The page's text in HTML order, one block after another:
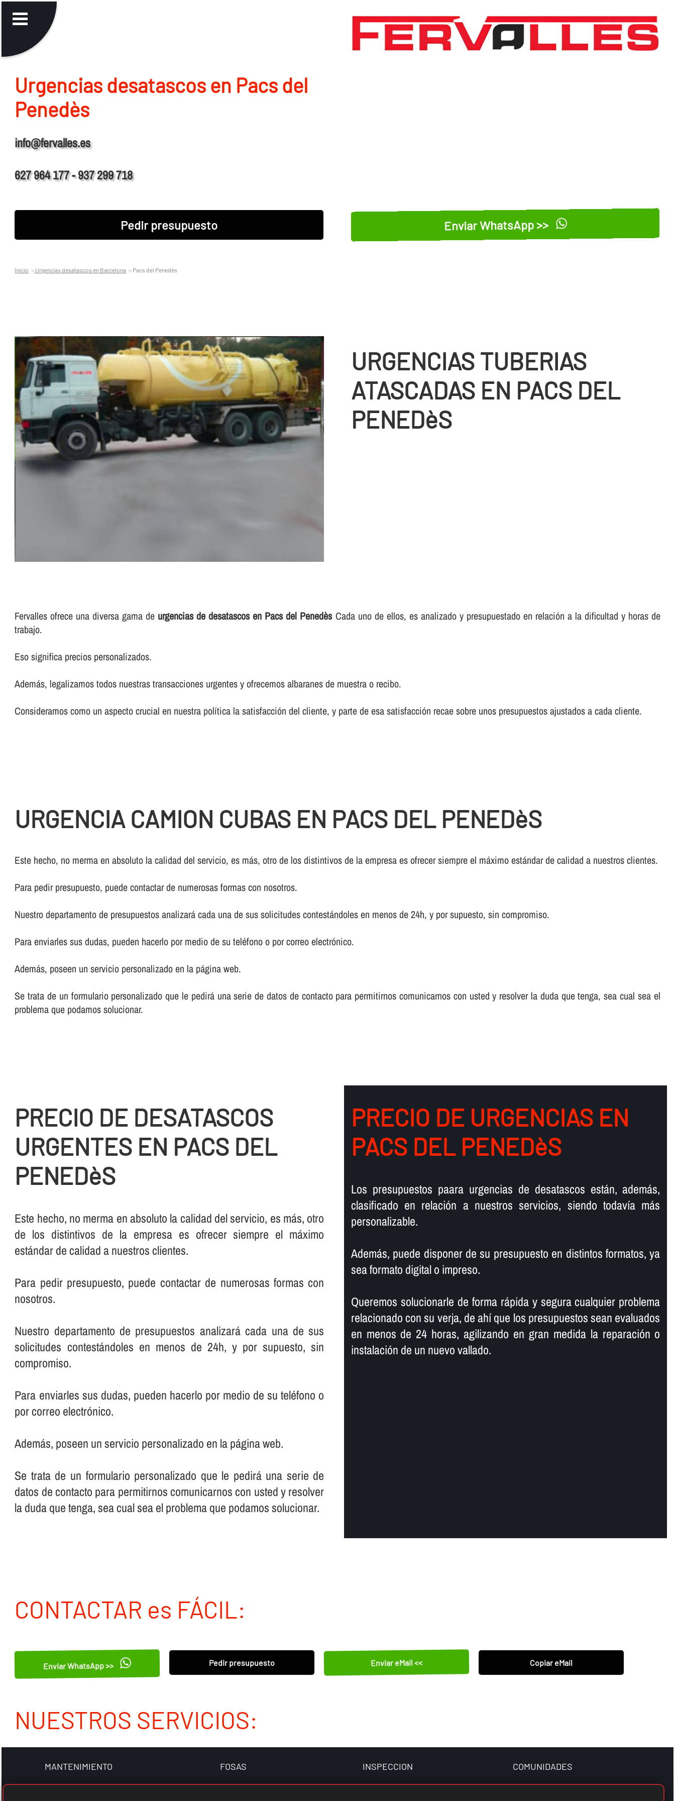
Urgencias desatascos en Pacs del
Penedès
info@fervalles.es
627 964 177 - 937 299 718
Pedir presupuesto Enviar WhatsApp >>
Inicio Urgencias desatascos en Barcelona Pacs del Penedès
URGENCIAS TUBERIAS
ATASCADAS EN PACS DEL
PENEDèS
Fervalles ofrece una diversa gama de urgencias de desatascos en Pacs del PenedèsCada uno de ellos, es analizado y presupuestado en relación a la dificultad y horas de
trabajo.
Eso significa precios personalizados.
Además, legalizamos todos nuestras transacciones urgentes y ofrecemos albaranes de muestra o recibo.
Consideramos como un aspecto crucial en nuestra polí­tica la satisfacción del cliente, y parte de esa satisfacción recae sobre unos presupuestos ajustados a cada cliente.
URGENCIA CAMION CUBAS EN PACS DEL PENEDèS
Este hecho, no merma en absoluto la calidad del servicio, es más, otro de los distintivos de la empresa es ofrecer siempre el máximo estándar de calidad a nuestros clientes.
Para pedir presupuesto, puede contactar de numerosas formas con nosotros.
Nuestro departamento de presupuestos analizará cada una de sus solicitudes contestándoles en menos de 24h, y por supuesto, sin compromiso.
Para enviarles sus dudas, pueden hacerlo por medio de su teléfono o por correo electrónico.
Además, poseen un servicio personalizado en la página web.
Se trata de un formulario personalizado que le pedirá una serie de datos de contacto para permitirnos comunicarnos con usted y resolver la duda que tenga, sea cual sea el
problema que podamos solucionar.
PRECIO DE DESATASCOS
URGENTES EN PACS DEL
PENEDèS
Este hecho, no merma en absoluto la calidad del servicio, es más, otro
de los distintivos de la empresa es ofrecer siempre el máximo
estándar de calidad a nuestros clientes.
Para pedir presupuesto, puede contactar de numerosas formas con
nosotros.
Nuestro departamento de presupuestos analizará cada una de sus
solicitudes contestándoles en menos de 24h, y por supuesto, sin
compromiso.
Para enviarles sus dudas, pueden hacerlo por medio de su teléfono o
por correo electrónico.
Además, poseen un servicio personalizado en la página web.
Se trata de un formulario personalizado que le pedirá una serie de
datos de contacto para permitirnos comunicarnos con usted y resolver
la duda que tenga, sea cual sea el problema que podamos solucionar.
PRECIO DE URGENCIAS EN
PACS DEL PENEDèS
Los presupuestos paara urgencias de desatascos están, además,
clasificado en relación a nuestros servicios, siendo todaví­a más
personalizable.
Además, puede disponer de su presupuesto en distintos formatos, ya
sea formato digital o impreso.
Queremos solucionarle de forma rápida y segura cualquier problema
relacionado con su verja, de ahí­ que los presupuestos sean evaluados
en menos de 24 horas, agilizando en gran medida la reparación o
instalación de un nuevo vallado.
CONTACTAR es FÁCIL:
Enviar WhatsApp >> Pedir presupuesto Enviar eMail << Copiar eMail
NUESTROS SERVICIOS:
MANTENIMIENTO FOSAS INSPECCION COMUNIDADES